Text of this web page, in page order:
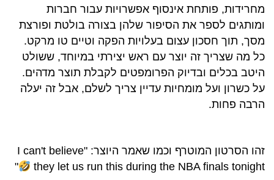
מחרידות, פותחת אינסוף אפשרויות עבור חברות
ומותגים לספר את הסיפור שלהן בצורה בולטת ופורצת
מסך, תוך חסכון עצום בעלויות הפקה וטיים טו מרקט.
כל מה שצריך זה יוצר עם ראש יצירתי במיוחד, ששולט
היטב בכלים ובדיוק הפרומפטים לקבלת תוצר מדהים.
על כשרון ועל מומחיות עדיין צריך לשלם, אבל זה יעלה
הרבה פחות.
זהו הסרטון המוטרף וכמו שאמר היוצר: "I can't believe
they let us run this during the NBA finals tonight
"